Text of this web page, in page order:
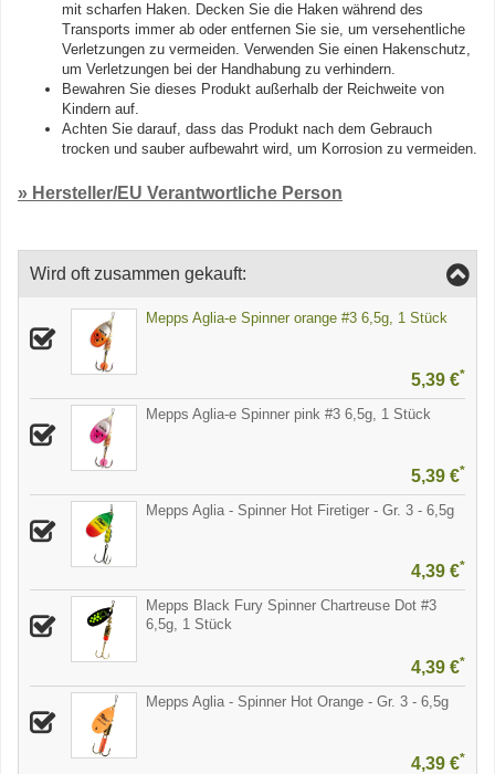
mit scharfen Haken. Decken Sie die Haken während des
Transports immer ab oder entfernen Sie sie, um versehentliche
Verletzungen zu vermeiden. Verwenden Sie einen Hakenschutz,
um Verletzungen bei der Handhabung zu verhindern.
Bewahren Sie dieses Produkt außerhalb der Reichweite von
Kindern auf.
Achten Sie darauf, dass das Produkt nach dem Gebrauch
trocken und sauber aufbewahrt wird, um Korrosion zu vermeiden.
» Hersteller/EU Verantwortliche Person
Wird oft zusammen gekauft:
Mepps Aglia-e Spinner orange #3 6,5g, 1 Stück
5,39 €*
Mepps Aglia-e Spinner pink #3 6,5g, 1 Stück
5,39 €*
Mepps Aglia - Spinner Hot Firetiger - Gr. 3 - 6,5g
4,39 €*
Mepps Black Fury Spinner Chartreuse Dot #3
6,5g, 1 Stück
4,39 €*
Mepps Aglia - Spinner Hot Orange - Gr. 3 - 6,5g
4,39 €*